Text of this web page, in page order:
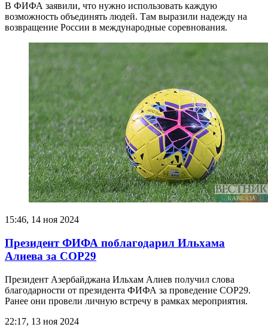
В ФИФА заявили, что нужно использовать каждую
возможность объединять людей. Там выразили надежду на
возвращение России в международные соревнования.
15:46, 14 ноя 2024
Президент ФИФА поблагодарил Ильхама
Алиева за COP29
Президент Азербайджана Ильхам Алиев получил слова
благодарности от президента ФИФА за проведение COP29.
Ранее они провели личную встречу в рамках мероприятия.
22:17, 13 ноя 2024